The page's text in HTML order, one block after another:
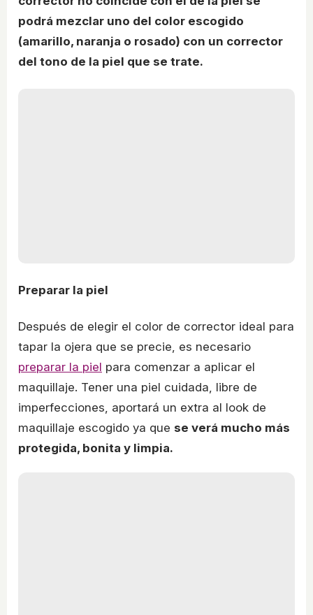
podrá mezclar uno del color escogido
(amarillo, naranja o rosado) con un corrector
del tono de la piel que se trate.
Preparar la piel
Después de elegir el color de corrector ideal para
tapar la ojera que se precie, es necesario
preparar la piel para comenzar a aplicar el
maquillaje. Tener una piel cuidada, libre de
imperfecciones, aportará un extra al look de
maquillaje escogido ya que se verá mucho más
protegida, bonita y limpia.